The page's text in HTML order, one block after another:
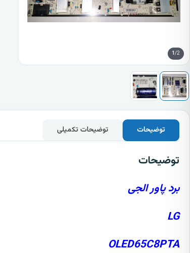
1/2
توضیحات توضیحات تکمیلی
توضیحات
برد پاور الجی
LG
OLED65C8PTA